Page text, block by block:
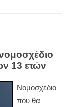
13 ετών
Νομοσχέδιο
που θα